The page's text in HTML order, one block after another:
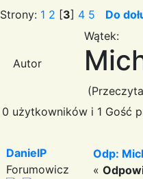
Strony: 1 2 [3] 4 5 Do
Autor
Wątek:
0 użytkowników i 1 Gość
DanielP
Forumowicz
Odp:
«